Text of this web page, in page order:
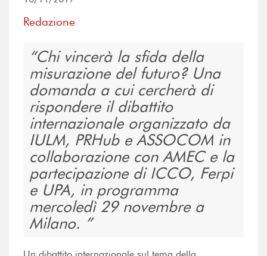
Redazione
Chi vincerà la sfida della
misurazione del futuro? Una
domanda a cui cercherà di
rispondere il dibattito
internazionale organizzato da
IULM, PRHub e ASSOCOM in
collaborazione con AMEC e la
partecipazione di ICCO, Ferpi
e UPA, in programma
mercoledì 29 novembre a
Milano.